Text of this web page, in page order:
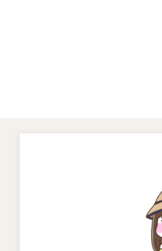
私が使用しているヘッドランプ
トなものをみつけたのでご紹介し